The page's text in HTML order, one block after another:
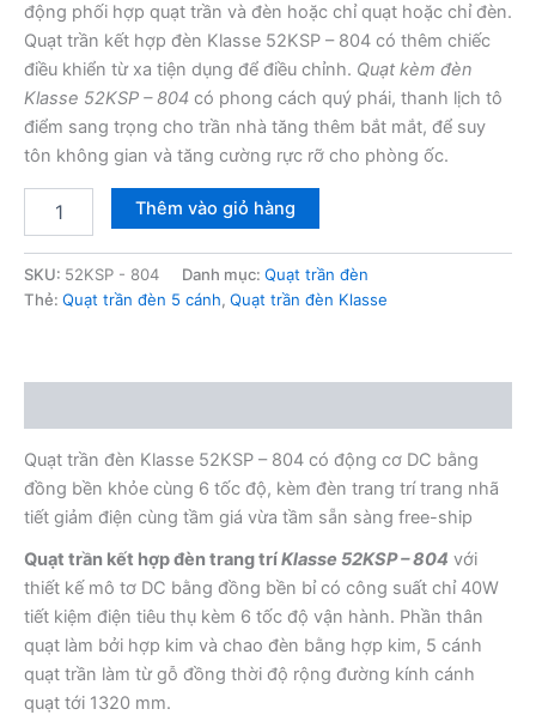
động phối hợp quạt trần và đèn hoặc chỉ quạt hoặc chỉ đèn.
Quạt trần kết hợp đèn Klasse 52KSP – 804 có thêm chiếc
điều khiển từ xa tiện dụng để điều chỉnh. Quạt kèm đèn
Klasse 52KSP – 804 có phong cách quý phái, thanh lịch tô
điểm sang trọng cho trần nhà tăng thêm bắt mắt, để suy
tôn không gian và tăng cường rực rỡ cho phòng ốc.
Klasse
52KSP
Thêm vào giỏ hàng
SKU: 52KSP - 804 Danh mục: Quạt trần đèn
Thẻ: Quạt trần đèn 5 cánh, Quạt trần đèn Klasse
Quạt trần đèn Klasse 52KSP – 804 có động cơ DC bằng
đồng bền khỏe cùng 6 tốc độ, kèm đèn trang trí trang nhã
tiết giảm điện cùng tầm giá vừa tầm sẵn sàng free-ship
Quạt trần kết hợp đèn trang tríKlasse 52KSP – 804 với
thiết kế mô tơ DC bằng đồng bền bỉ có công suất chỉ 40W
tiết kiệm điện tiêu thụ kèm 6 tốc độ vận hành. Phần thân
quạt làm bởi hợp kim và chao đèn bằng hợp kim, 5 cánh
quạt trần làm từ gỗ đồng thời độ rộng đường kính cánh
quạt tới 1320 mm.